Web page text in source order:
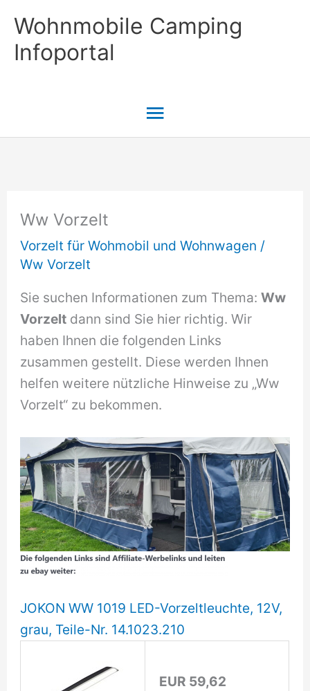
Inhalt
springen
Wohnmobile Camping
Infoportal
Hauptmenü
Ww Vorzelt
Vorzelt für Wohmobil und Wohnwagen /
Ww Vorzelt
Sie suchen Informationen zum Thema:Ww
Vorzelt dann sind Sie hier richtig. Wir
haben Ihnen die folgenden Links
zusammen gestellt. Diese werden Ihnen
helfen weitere nützliche Hinweise zu „Ww
Vorzelt“ zu bekommen.
JOKON WW 1019 LED-Vorzeltleuchte, 12V,
grau, Teile-Nr. 14.1023.210
EUR 59,62